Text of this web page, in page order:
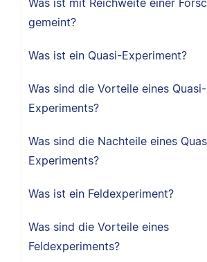
Was ist mit Reichweite einer
gemeint?
Was ist ein Quasi-Experiment?
Was sind die Vorteile eines Quasi-
Experiments?
Was sind die Nachteile eines
Experiments?
Was ist ein Feldexperiment?
Was sind die Vorteile eines
Feldexperiments?